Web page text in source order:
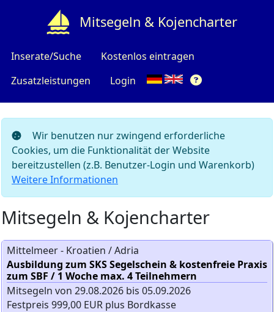
Mitsegeln & Kojencharter
Inserate/Suche
Kostenlos eintragen
Zusatzleistungen
Login
Wir benutzen nur zwingend erforderliche
Cookies, um die Funktionalität der Website
bereitzustellen (z.B. Benutzer-Login und Warenkorb)
Weitere Informationen
Mitsegeln & Kojencharter
Mittelmeer - Kroatien / Adria
Ausbildung zum SKS Segelschein & kostenfreie Praxis
zum SBF / 1 Woche max. 4 Teilnehmern
Mitsegeln von 29.08.2026 bis 05.09.2026
Festpreis 999,00 EUR plus Bordkasse